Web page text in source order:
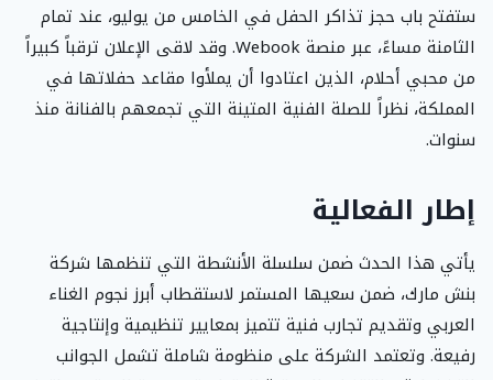
ستفتح باب حجز تذاكر الحفل في الخامس من يوليو، عند تمام
الثامنة مساءً، عبر منصة Webook. وقد لاقى الإعلان ترقباً كبيراً
من محبي أحلام، الذين اعتادوا أن يملأوا مقاعد حفلاتها في
المملكة، نظراً للصلة الفنية المتينة التي تجمعهم بالفنانة منذ
سنوات.
إطار الفعالية
يأتي هذا الحدث ضمن سلسلة الأنشطة التي تنظمها شركة
بنش مارك، ضمن سعيها المستمر لاستقطاب أبرز نجوم الغناء
العربي وتقديم تجارب فنية تتميز بمعايير تنظيمية وإنتاجية
رفيعة. وتعتمد الشركة على منظومة شاملة تشمل الجوانب